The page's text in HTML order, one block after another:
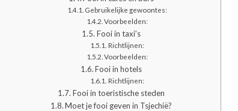
Gebruikelijke gewoontes:
Voorbeelden:
Fooi in taxi’s
Richtlijnen:
Voorbeelden:
Fooi in hotels
Richtlijnen:
Fooi in toeristische steden
Moet je fooi geven in Tsjechië?